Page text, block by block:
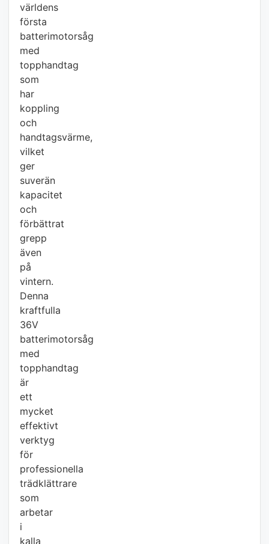
världens
första
batterimotorsåg
med
topphandtag
som
har
koppling
och
handtagsvärme,
vilket
ger
suverän
kapacitet
och
förbättrat
grepp
även
på
vintern.
Denna
kraftfulla
36V
batterimotorsåg
med
topphandtag
är
ett
mycket
effektivt
verktyg
för
professionella
trädklättrare
som
arbetar
i
kalla